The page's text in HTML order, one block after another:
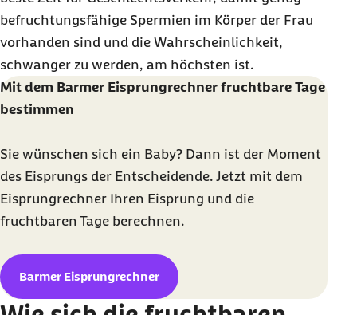
befruchtungsfähige Spermien im Körper der Frau
vorhanden sind und die Wahrscheinlichkeit,
schwanger zu werden, am höchsten ist.
Mit dem Barmer Eisprungrechner fruchtbare Tage
bestimmen
Sie wünschen sich ein Baby? Dann ist der Moment
des Eisprungs der Entscheidende. Jetzt mit dem
Eisprungrechner Ihren Eisprung und die
fruchtbaren Tage berechnen.
Barmer Eisprungrechner